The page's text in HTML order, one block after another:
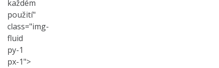
každém
použití"
class="img-
fluid
py-1
px-1">